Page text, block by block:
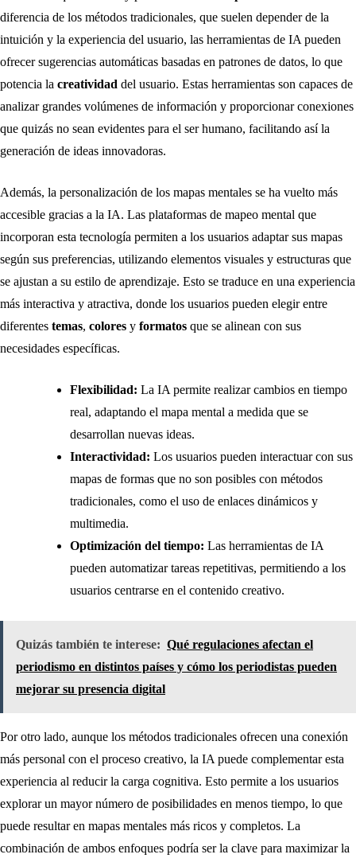
diferencia de los métodos tradicionales, que suelen depender de la
intuición y la experiencia del usuario, las herramientas de IA pueden
ofrecer sugerencias automáticas basadas en patrones de datos, lo que
potencia la creatividad del usuario. Estas herramientas son capaces de
analizar grandes volúmenes de información y proporcionar conexiones
que quizás no sean evidentes para el ser humano, facilitando así la
generación de ideas innovadoras.
Además, la personalización de los mapas mentales se ha vuelto más
accesible gracias a la IA. Las plataformas de mapeo mental que
incorporan esta tecnología permiten a los usuarios adaptar sus mapas
según sus preferencias, utilizando elementos visuales y estructuras que
se ajustan a su estilo de aprendizaje. Esto se traduce en una experiencia
más interactiva y atractiva, donde los usuarios pueden elegir entre
diferentes temas, colores y formatos que se alinean con sus
necesidades específicas.
Flexibilidad: La IA permite realizar cambios en tiempo
real, adaptando el mapa mental a medida que se
desarrollan nuevas ideas.
Interactividad: Los usuarios pueden interactuar con sus
mapas de formas que no son posibles con métodos
tradicionales, como el uso de enlaces dinámicos y
multimedia.
Optimización del tiempo: Las herramientas de IA
pueden automatizar tareas repetitivas, permitiendo a los
usuarios centrarse en el contenido creativo.
Quizás también te interese: Qué regulaciones afectan el
periodismo en distintos países y cómo los periodistas pueden
mejorar su presencia digital
Por otro lado, aunque los métodos tradicionales ofrecen una conexión
más personal con el proceso creativo, la IA puede complementar esta
experiencia al reducir la carga cognitiva. Esto permite a los usuarios
explorar un mayor número de posibilidades en menos tiempo, lo que
puede resultar en mapas mentales más ricos y completos. La
combinación de ambos enfoques podría ser la clave para maximizar la